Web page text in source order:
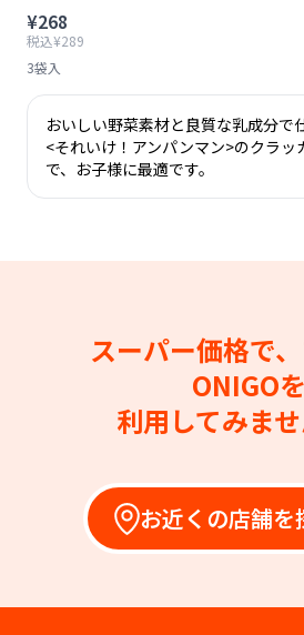
¥268
税込¥289
3袋入
おいしい野菜素材と良質な乳成分で
<それいけ！アンパンマン>のクラッ
で、お子様に最適です。
スーパー価格で
ONIGOを
利用してみま
お近くの店舗を